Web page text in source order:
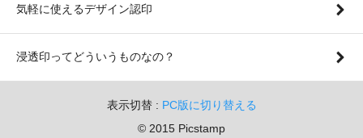
気軽に使えるデザイン認印
浸透印ってどういうものなの？
表示切替 : PC版に切り替える
© 2015 Picstamp